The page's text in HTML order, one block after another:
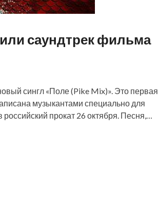
саундтрек фильма
сингл «Поле (Pike Mix)». Это первая
музыкантами специально для
прокат 26 октября. Песня,…